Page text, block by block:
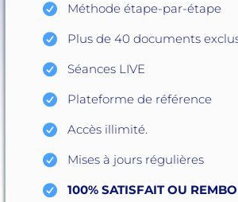
Méthode étape-par-étape
Plus de 40 documents
Séances LIVE
Plateforme de référence
Accès illimité.
Mises à jours régulières
100% SATISFAIT OU